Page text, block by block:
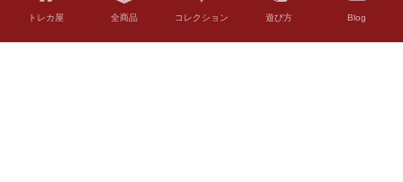
トレカ屋 全商品 コレクション 遊び方 Blog